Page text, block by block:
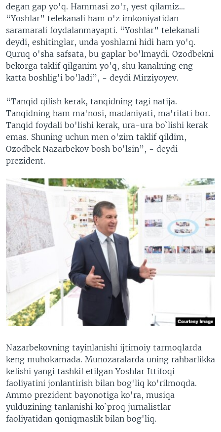
degan gap yo'q. Hammasi zo'r, yest qilamiz…
“Yoshlar” telekanali ham o'z imkoniyatidan
saramarali foydalanmayapti. “Yoshlar” telekanali
deydi, eshitinglar, unda yoshlarni hidi ham yo'q.
Quruq o'sha safsata, bu gaplar bo'lmaydi. Ozodbekni
bekorga taklif qilganim yo'q, shu kanalning eng
katta boshlig'i bo'ladi”, - deydi Mirziyoyev.
“Tanqid qilish kerak, tanqidning tagi natija.
Tanqidning ham ma'nosi, madaniyati, ma'rifati bor.
Tanqid foydali bo'lishi kerak, ura-ura bo`lishi kerak
emas. Shuning uchun men o'zim taklif qildim,
Ozodbek Nazarbekov bosh bo'lsin”, - deydi
prezident.
Nazarbekovning tayinlanishi ijtimoiy tarmoqlarda
keng muhokamada. Munozaralarda uning rahbarlikka
kelishi yangi tashkil etilgan Yoshlar Ittifoqi
faoliyatini jonlantirish bilan bog'liq ko'rilmoqda.
Ammo prezident bayonotiga ko'ra, musiqa
yulduzining tanlanishi ko`proq jurnalistlar
faoliyatidan qoniqmaslik bilan bog'liq.